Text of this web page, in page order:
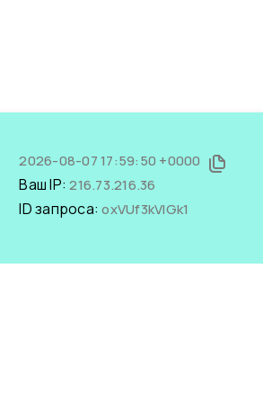
2026-08-07 17:59:50 +0000
Ваш IP:216.73.216.36
ID запроса:oxVUf3kVIGk1